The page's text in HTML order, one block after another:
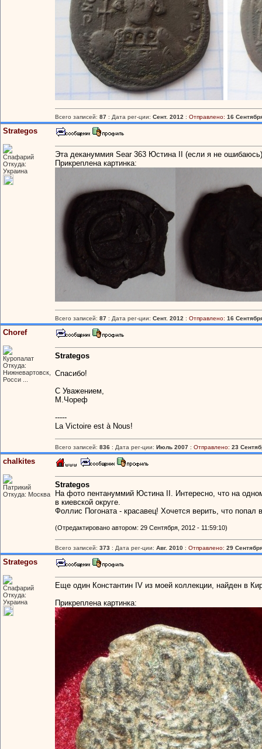
Всего записей: 87 : Дата рег-ции: Сент. 2012 : Отправлено: 16
Strategos
Спафарий
Откуда:
Украина
Эта декануммия Sear 363 Юстина II (если я не
Прикреплена картинка:
Всего записей: 87 : Дата рег-ции: Сент. 2012 : Отправлено: 16
Choref
Куропалат
Откуда:
Нижневартовск,
Росси ...
Strategos
Спасибо!
С Уважением,
М.Чореф
-----
La Victoire est à Nous!
Всего записей: 836 : Дата рег-ции: Июль 2007 : Отправлено: 23
chalkites
Патрикий
Откуда: Москва
Strategos
На фото пентануммий Юстина II. Интересно, что на
в киевской округе.
Фоллис Погоната - красавец! Хочется верить, что попал
(Отредактировано автором: 29 Сентября, 2012 - 11:59:10)
Всего записей: 373 : Дата рег-ции: Авг. 2010 : Отправлено: 29
Strategos
Спафарий
Откуда:
Украина
Еще один Константин IV из моей коллекции, найден в
Прикреплена картинка: